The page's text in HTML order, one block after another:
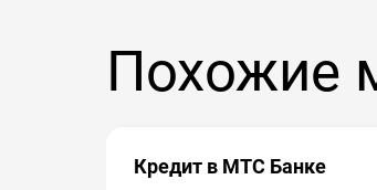
Похожие
Кредит в МТС Банке